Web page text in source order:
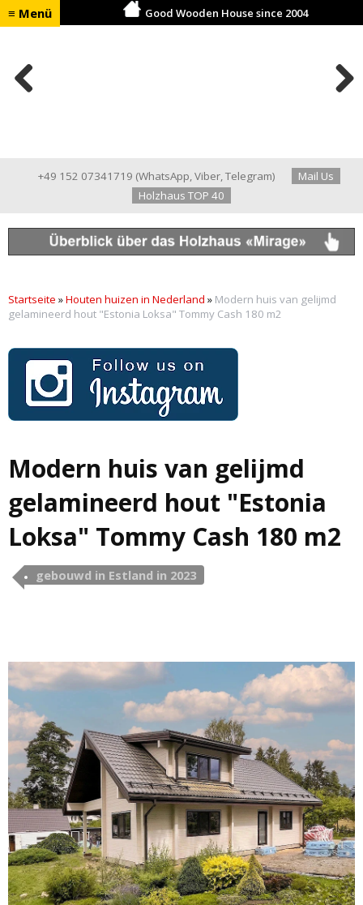
≡ Menü Good Wooden House since 2004
+49 152 07341719 (WhatsApp,Viber,Telegram)
Mail Us
Holzhaus TOP 40
Startseite »Houten huizen in Nederland » Modern huis van gelijmd
gelamineerd hout "Estonia Loksa" Tommy Cash 180 m2
Modern huis van gelijmd
gelamineerd hout "Estonia
Loksa" Tommy Cash 180 m2
gebouwd in Estland in 2023